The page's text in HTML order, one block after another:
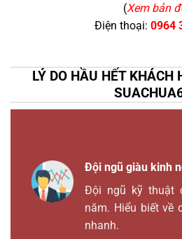
(Xem bản
Điện thoại: 0964
LÝ DO HẦU HẾT KHÁCH
Đội ngũ giàu kinh
Đội ngũ kỹ thuật
năm. Hiểu biết về
nhanh.